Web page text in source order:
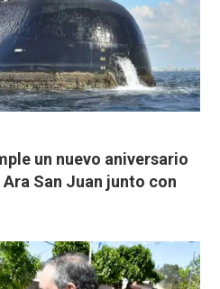
un nuevo aniversario
San Juan junto con